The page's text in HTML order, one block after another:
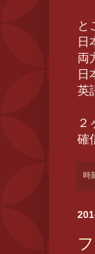
と
日
両
日
英
２
確
時